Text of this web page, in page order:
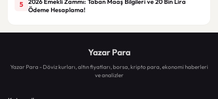
5
Ödeme Hesaplama!
Yazar Para
Yazar Para - Döviz kurları, altın fiyatları, borsa, kripto para, ekonomi haberleri
ve analizler